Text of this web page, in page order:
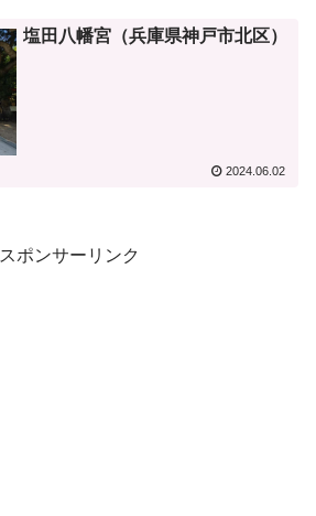
塩田八幡宮（兵庫県神戸市北区）
2024.06.02
スポンサーリンク